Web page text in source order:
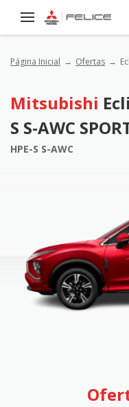
Página Inicial Ofertas
Mitsubishi
S S-AWC
HPE-S S-AWC